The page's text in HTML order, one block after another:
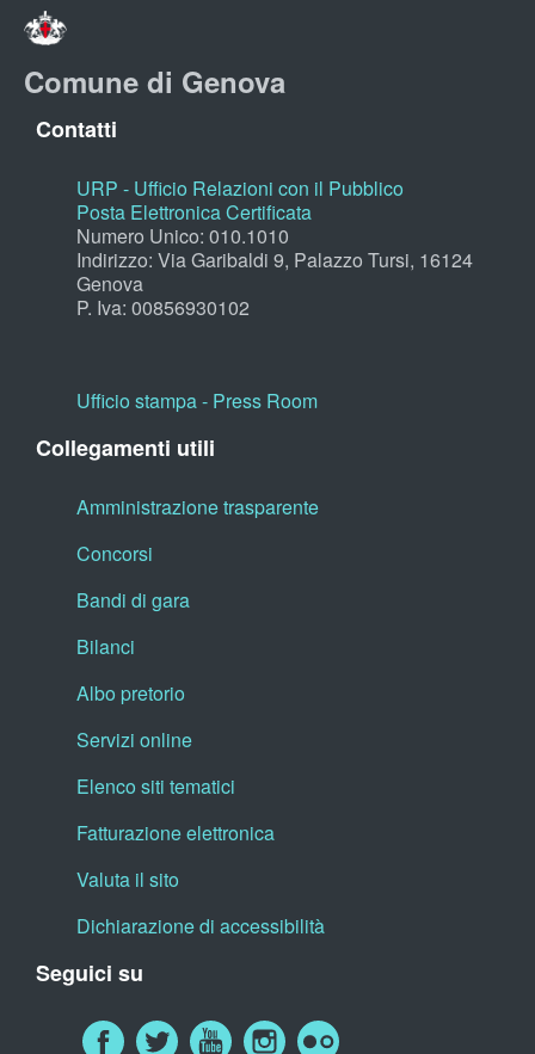
Comune di Genova
Contatti
URP - Ufficio Relazioni con il Pubblico
Posta Elettronica Certificata
Numero Unico: 010.1010
Indirizzo: Via Garibaldi 9, Palazzo Tursi, 16124
Genova
P. Iva: 00856930102
Ufficio stampa - Press Room
Collegamenti utili
Amministrazione trasparente
Concorsi
Bandi di gara
Bilanci
Albo pretorio
Servizi online
Elenco siti tematici
Fatturazione elettronica
Valuta il sito
Dichiarazione di accessibilità
Seguici su